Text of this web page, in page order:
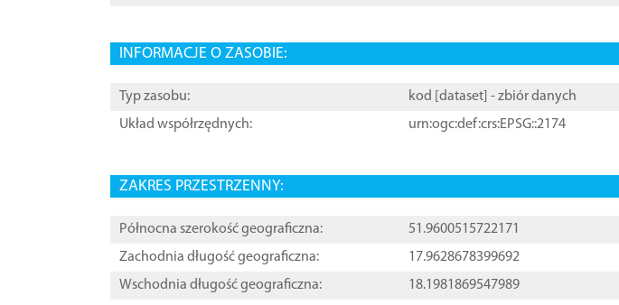
INFORMACJE O ZASOBIE:
Typ zasobu: kod [ dataset ] - zbiór danych
Układ współrzędnych:
urn:ogc:def:crs:EPSG::2174
ZAKRES PRZESTRZENNY:
Północna szerokość geograficzna:
51.9600515722171
Zachodnia długość geograficzna:
17.9628678399692
Wschodnia długość geograficzna:
18.1981869547989